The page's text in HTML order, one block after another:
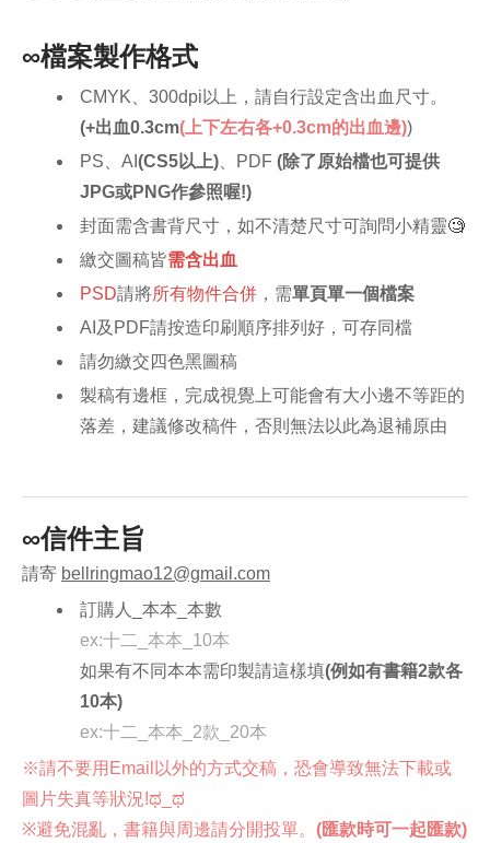
∞檔案製作格式
CMYK、300dpi以上，請自行設定含出血尺寸。
(+出血0.3cm(上下左右各+0.3cm的出血邊))
PS、AI (CS5以上) 、PDF (除了原始檔也可提供
JPG或PNG作參照喔!)
封面需含書背尺寸，如不清楚尺寸可詢問小精靈🧐
繳交圖稿皆需含出血
PSD請將所有物件合併 ，需單頁單一個檔案
AI及PDF請按造印刷順序排列好，可存同檔
請勿繳交四色黑圖稿
製稿有邊框，完成視覺上可能會有大小邊不等距的
落差，建議修改稿件，否則無法以此為退補原由
∞信件主旨
請寄 bellringmao12@gmail.com
訂購人_本本_本數
ex:十二_本本_10本
如果有不同本本需印製請這樣填(例如有書籍2款各
10本)
ex:十二_本本_2款_20本
※請不要用Email以外的方式交稿，恐會導致無法下載或
圖片失真等狀況!ಥ_ಥ
※避免混亂， 書籍與周邊請分開投單。 (匯款時可一起匯款)